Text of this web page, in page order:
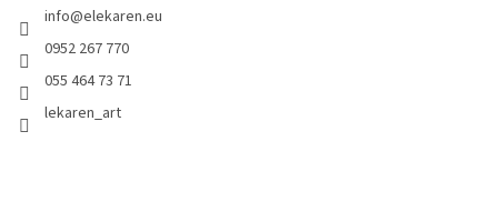
info@elekaren.eu
0952 267 770
055 464 73 71
lekaren_art